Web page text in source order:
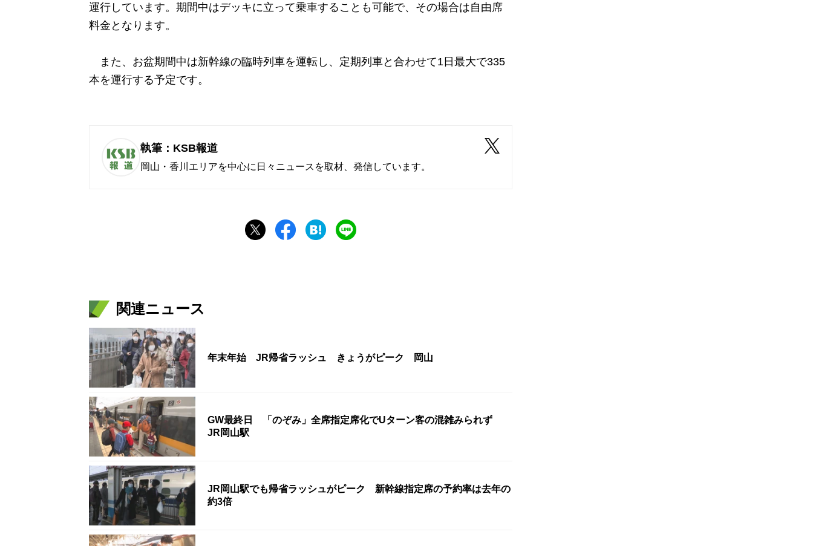
運行しています。期間中はデッキに立って乗車することも可能で、その場合は自由席
料金となります。
また、お盆期間中は新幹線の臨時列車を運転し、定期列車と合わせて1日最大で335
本を運行する予定です。
執筆：KSB報道
岡山・香川エリアを中心に日々ニュースを取材、発信しています。
関連ニュース
年末年始 JR帰省ラッシュ きょうがピーク 岡山
GW最終日 「のぞみ」全席指定席化でUターン客の混雑みられず
JR岡山駅
JR岡山駅でも帰省ラッシュがピーク 新幹線指定席の予約率は去年の
約3倍